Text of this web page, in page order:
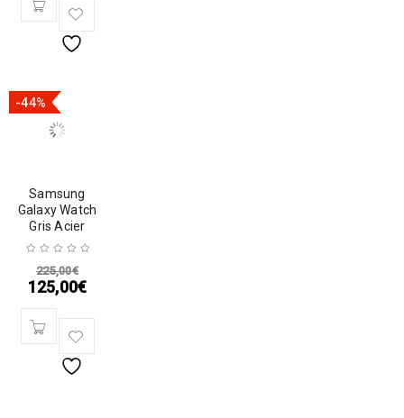
-44%
Samsung
Galaxy Watch
Gris Acier
225,00€
125,00€